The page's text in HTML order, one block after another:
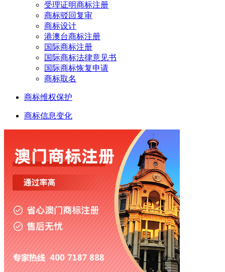
受理证明商标注册
商标驳回复审
商标设计
港澳台商标注册
国际商标注册
国际商标法律意见书
国际商标恢复申请
商标取名
商标维权保护
商标信息变化